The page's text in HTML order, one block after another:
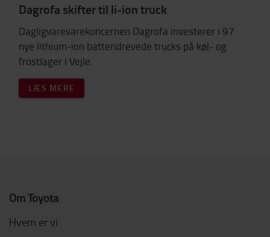
Dagrofa skifter til li-ion truck
Dagligvarevarekoncernen Dagrofa investerer i 97
nye lithium-ion batteridrevede trucks på køl- og
frostlager i Vejle.
LÆS MERE
Om Toyota
Hvem er vi